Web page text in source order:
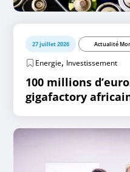
27 juillet 2026 Actualité
Energie, Investissement
100 millions
gigafactory